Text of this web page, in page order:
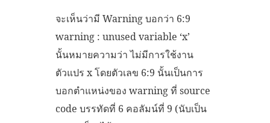
จะเห็นว่ามี Warning บอกว่า 6:9
warning : unused variable ‘x’
นั้นหมายความว่า ไม่มีการใช้งาน
ตัวแปร x โดยตัวเลข 6:9 นั้นเป็นการ
บอกตำแหน่งของ warning ที่ source
code บรรทัดที่ 6 คอลัมน์ที่ 9 (นับเป็น